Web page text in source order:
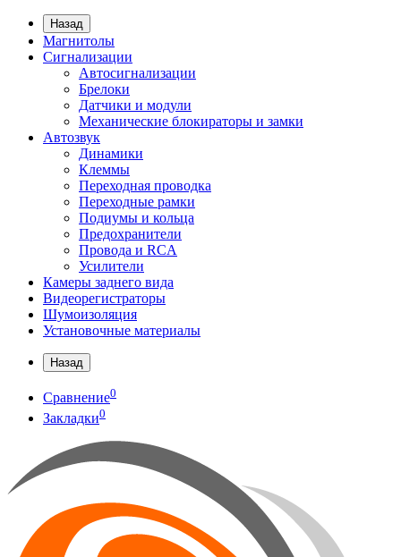
Назад
Магнитолы
Сигнализации
Автосигнализации
Брелоки
Датчики и модули
Механические блокираторы и замки
Автозвук
Динамики
Клеммы
Переходная проводка
Переходные рамки
Подиумы и кольца
Предохранители
Провода и RCA
Усилители
Камеры заднего вида
Видеорегистраторы
Шумоизоляция
Установочные материалы
Назад
Сравнение0
Закладки0